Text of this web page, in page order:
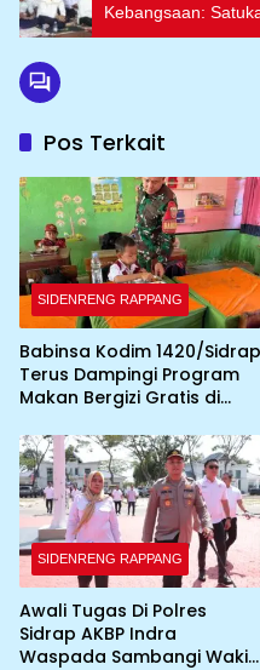
Kebangsaan:
Persaudaraan
Pos Terkait
SIDENRENG RAPPANG
Babinsa Kodim 1420/Sidrap
Terus Dampingi Program
Makan Bergizi Gratis di
SIDENRENG RAPPANG
Awali Tugas Di Polres
Sidrap AKBP Indra
Waspada Sambangi Wakil